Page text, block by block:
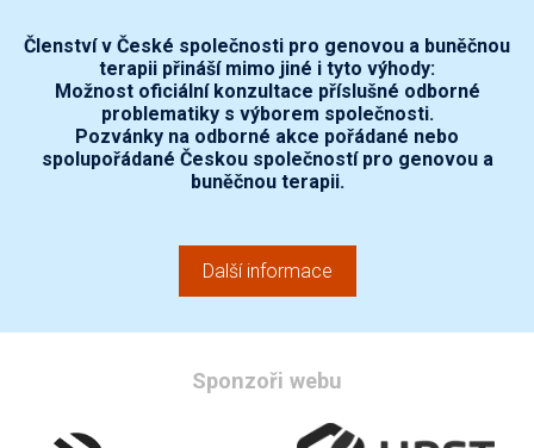
Členství v České společnosti pro genovou a buněčnou
terapii přináší mimo jiné i tyto výhody:
Možnost oficiální konzultace příslušné odborné
problematiky s výborem společnosti.
Pozvánky na odborné akce pořádané nebo
spolupořádané Českou společností pro genovou a
buněčnou terapii.
Další informace
Sponzoři webu